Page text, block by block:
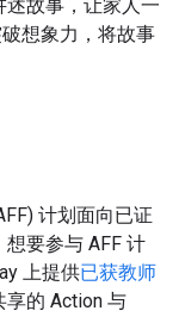
述故事，让家人一
想象力，将故事
计划面向已证
要参与 AFF 计
上提供已获教师
享的 Action 与